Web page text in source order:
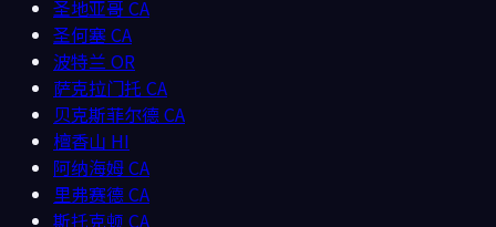
圣地亚哥 CA
圣何塞CA
波特兰 OR
萨克拉门托 CA
贝克斯菲尔德CA
檀香山 HI
阿纳海姆CA
里弗赛德CA
斯托克顿 CA